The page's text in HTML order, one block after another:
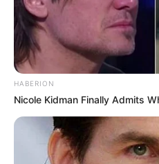
Serem! 9 Chat Ojek
Pelanggan Ini Bikin Auto
Merinding
HABERION
Nicole Kidman Finally Admits